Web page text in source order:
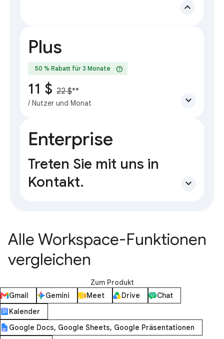
expand_less
Plus
50 % Rabatt für 3 Monate help
11 $ 22 $**
/ Nutzer und Monat expand_more
Enterprise
Treten Sie mit uns in
Kontakt.
expand_more
Alle Workspace-Funktionen
vergleichen
Zum Produkt
Gmail
Gemini Meet Drive
Chat
Kalender
Google Docs, Google Sheets, Google Präsentationen